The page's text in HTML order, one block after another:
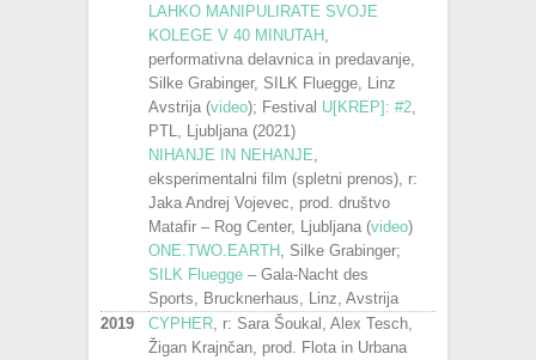
LAHKO MANIPULIRATE SVOJE
KOLEGE V 40 MINUTAH
performativna delavnica in predavanje,
Silke Grabinger, SILK Fluegge, Linz
Avstrija (video); Festival U[KREP]: #2
PTL, Ljubljana (2021)
NIHANJE IN NEHANJE
eksperimentalni film (spletni prenos), r:
Jaka Andrej Vojevec, prod. društvo
Matafir – Rog Center, Ljubljana (video)
ONE.TWO.EARTH
, Silke Grabinger;
SILK Fluegge – Gala-Nacht des
Sports, Brucknerhaus, Linz, Avstrija
2019
CYPHER , r: Sara Šoukal, Alex Tesch,
Žigan Krajnčan, prod. Flota in Urbana